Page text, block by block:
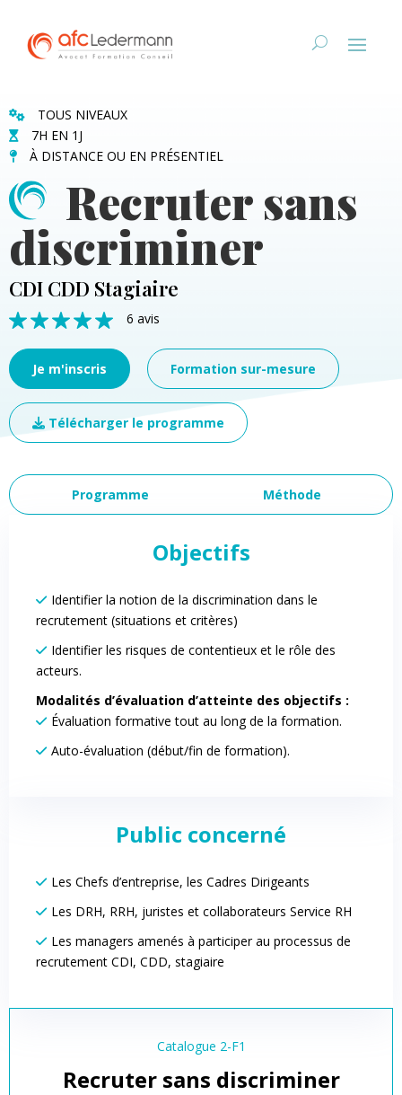
TOUS NIVEAUX
7H EN 1J
À DISTANCE OU EN PRÉSENTIEL
Recruter sans
discriminer
CDI CDD Stagiaire
6 avis
Je m'inscris Formation sur-mesure
Télécharger le programme
Programme Méthode
Objectifs
Identifier la notion de la discrimination dans le
recrutement (situations et critères)
Identifier les risques de contentieux et le rôle des
acteurs.
Modalités d’évaluation d’atteinte des objectifs :
Évaluation formative tout au long de la formation.
Auto-évaluation (début/fin de formation).
Public concerné
Les Chefs d’entreprise, les Cadres Dirigeants
Les DRH, RRH, juristes et collaborateurs Service RH
Les managers amenés à participer au processus de
recrutement CDI, CDD, stagiaire
Catalogue 2-F1
Recruter sans discriminer